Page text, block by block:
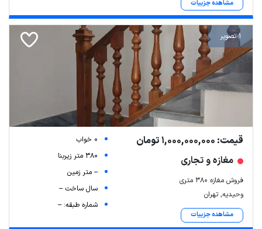
مشاهده جزییات
1 تصویر
قیمت: 1,000,000,000 تومان
مغازه و تجاری
فروش مغازه ۳۸۰ متری
وحیدیه, تهران
مشاهده جزییات
0 خواب
380 متر زیربنا
-- متر زمین
سال ساخت --
شماره طبقه: --